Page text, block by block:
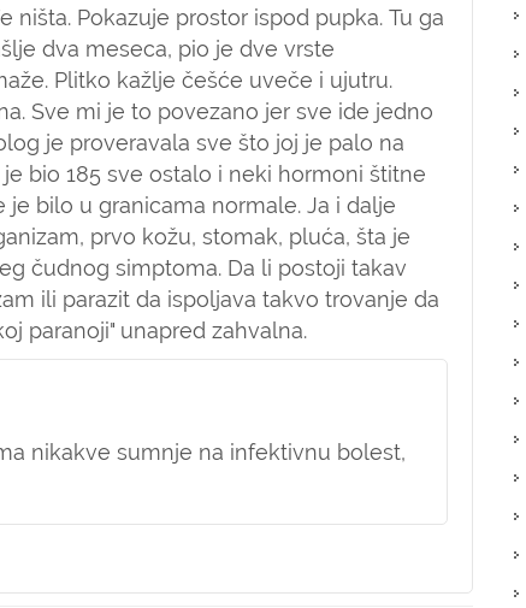
Pokazuje prostor ispod pupka. Tu ga
dva meseca, pio je dve vrste
Plitko kažlje češće uveče i ujutru.
Sve mi je to povezano jer sve ide jedno
je proveravala sve što joj je palo na
bio 185 sve ostalo i neki hormoni štitne
bilo u granicama normale. Ja i dalje
prvo kožu, stomak, pluća, šta je
čudnog simptoma. Da li postoji takav
ili parazit da ispoljava takvo trovanje da
paranoji" unapred zahvalna.
nikakve sumnje na infektivnu bolest,